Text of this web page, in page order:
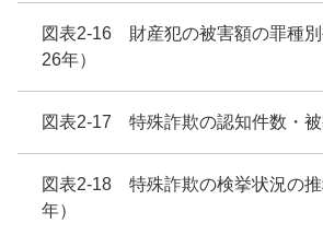
図表2-16 財産犯の被害額の罪種
26年）
図表2-17 特殊詐欺の認知件数・被
図表2-18 特殊詐欺の検挙状況の
年）